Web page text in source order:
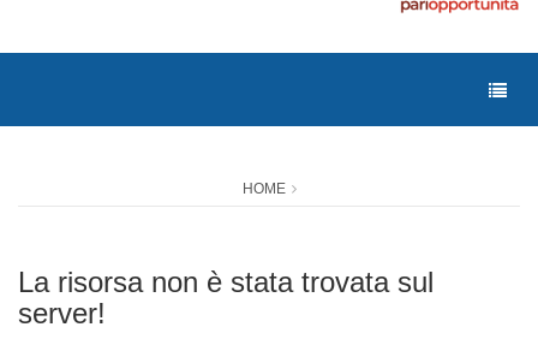
HOME
La risorsa non è stata trovata sul
server!